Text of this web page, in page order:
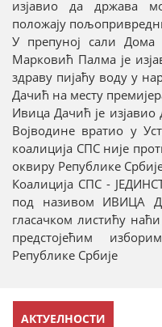
изјавио да држава
положају
У препуној сали Дома
Марковић Палма је
здраву пијаћу воду у
Дачић на месту
Ивица Дачић је изјавио
Војводине вратио у
коалиција СПС није
оквиру Републике
Коалиција СПС -
под називом ИВИЦА
гласачком листићу
предстојећим
Републике Србије
АКТУЕЛНОСТИ